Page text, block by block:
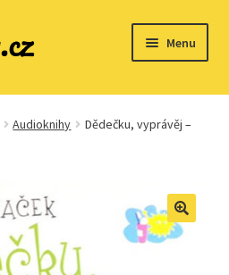
Menu
Expand
Audioknihy
Dědečku, vyprávěj –